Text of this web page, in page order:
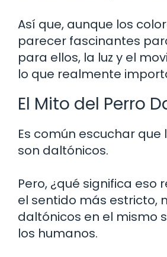
Así que, aunque los
parecer fascinantes
para ellos, la luz y el
lo que realmente
El Mito del Perro
Es común escuchar que
son daltónicos.
Pero, ¿qué significa eso
el sentido más estricto,
daltónicos en el mismo
los humanos.